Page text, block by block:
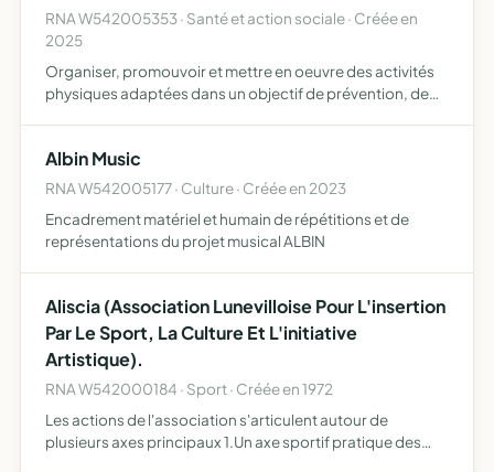
RNA W542005353 · Santé et action sociale · Créée en
2025
Organiser, promouvoir et mettre en oeuvre des activités
physiques adaptées dans un objectif de prévention, de
Albin Music
RNA W542005177 · Culture · Créée en 2023
Encadrement matériel et humain de répétitions et de
représentations du projet musical ALBIN
Aliscia (Association Lunevilloise Pour L'insertion
Par Le Sport, La Culture Et L'initiative
Artistique).
RNA W542000184 · Sport · Créée en 1972
Les actions de l'association s'articulent autour de
plusieurs axes principaux 1.Un axe sportif pratique des